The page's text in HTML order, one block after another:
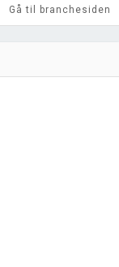
Gå til branchesiden